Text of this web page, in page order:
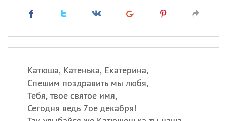
Катюша, Катенька, Екатерина,
Спешим поздравить мы любя,
Тебя, твое святое имя,
Сегодня ведь 7ое декабря!